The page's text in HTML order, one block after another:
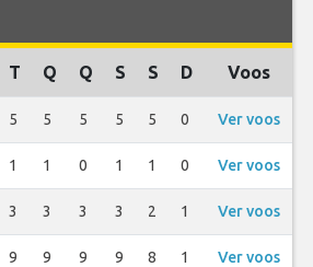
T Q Q S S D Voos
5 5 5 5 5 0 Ver voos
1 1 0 1 1 0 Ver voos
3 3 3 3 2 1 Ver voos
9 9 9 9 8 1 Ver voos